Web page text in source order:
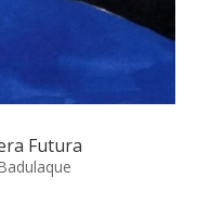
Futura